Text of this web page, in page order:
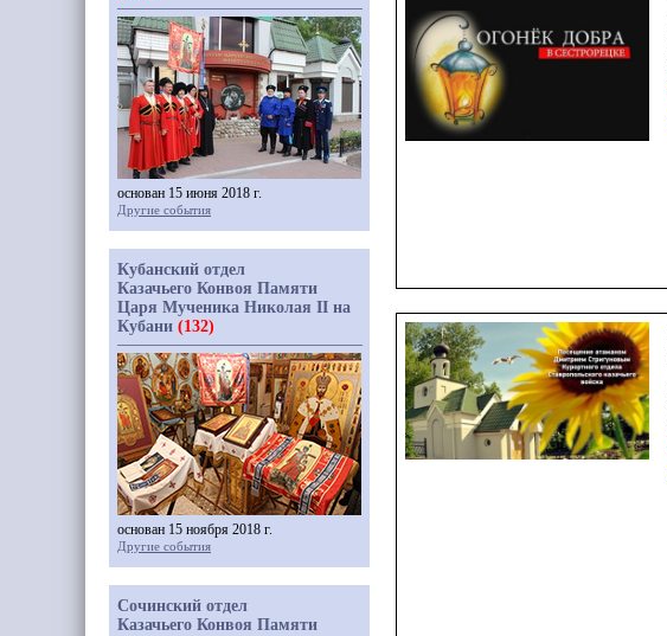
основан 15 июня 2018 г.
Другие события
Кубанский отдел
Казачьего Конвоя Памяти
Царя Мученика Николая II на
Кубани (132)
основан 15 ноября 2018 г.
Другие события
Сочинский отдел
Казачьего Конвоя Памяти